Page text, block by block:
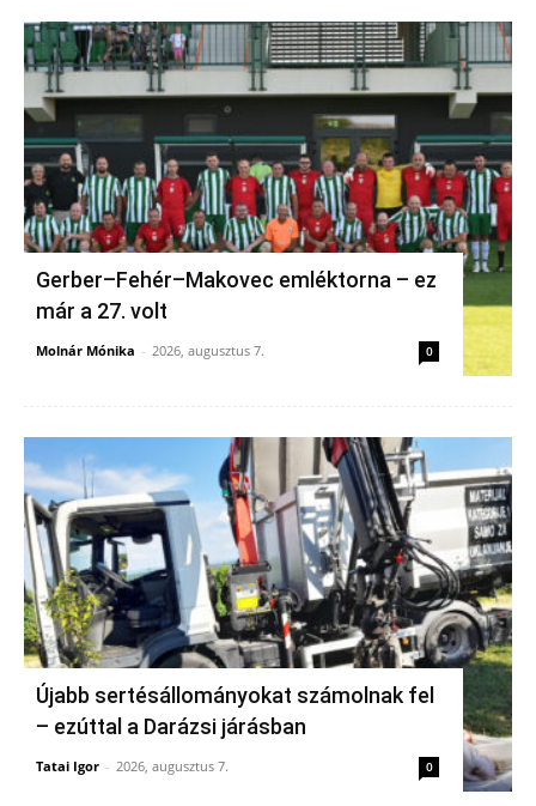
Gerber–Fehér–Makovec emléktorna – ez
már a 27. volt
Molnár Mónika - 2026, augusztus 7. 0
Újabb sertésállományokat számolnak fel
– ezúttal a Darázsi járásban
Tatai Igor - 2026, augusztus 7. 0